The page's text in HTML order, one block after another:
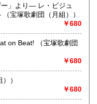
せ。
」より― レ・ビジュ
ー・ブリアン―きらめく宝石の詩― （宝塚歌劇団（月組））
￥680
宝塚歌劇団
￥680
組））
￥680